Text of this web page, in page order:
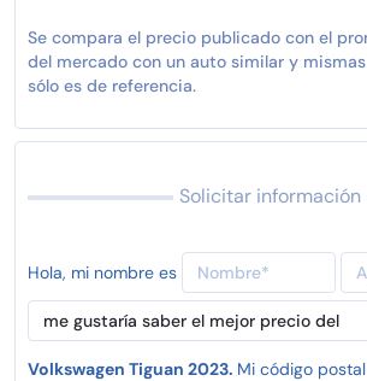
Se compara el precio publicado con el
del mercado con un auto similar y
sólo es de referencia.
Solicitar información
Hola, mi nombre es
Volkswagen Tiguan 2023. Mi código